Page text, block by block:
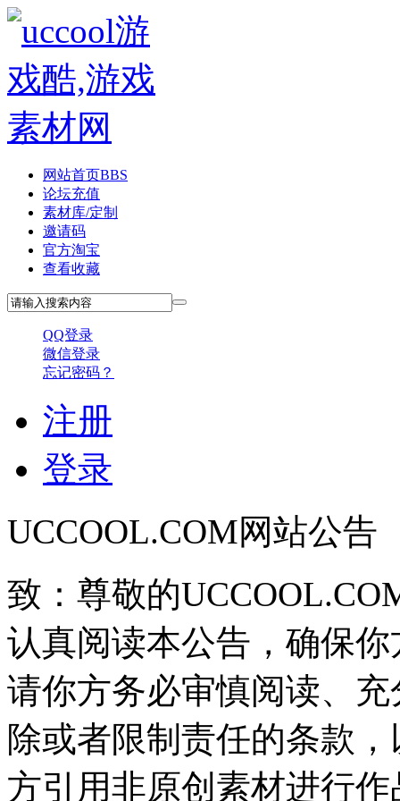
网站首页BBS
论坛充值
素材库/定制
邀请码
官方淘宝
查看收藏
QQ登录
微信登录
忘记密码？
注册
登录
UCCOOL.COM网站公告
致：尊敬的
认真阅读本公告，确保
请你方务必审慎阅读、
除或者限制责任的条款
方引用非原创素材进行